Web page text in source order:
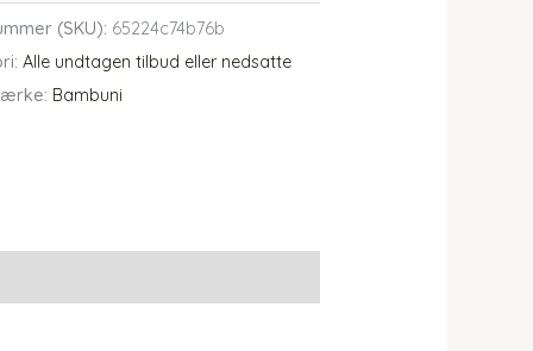
(SKU): 65224c74b76b
Alle undtagen tilbud eller nedsatte
Bambuni